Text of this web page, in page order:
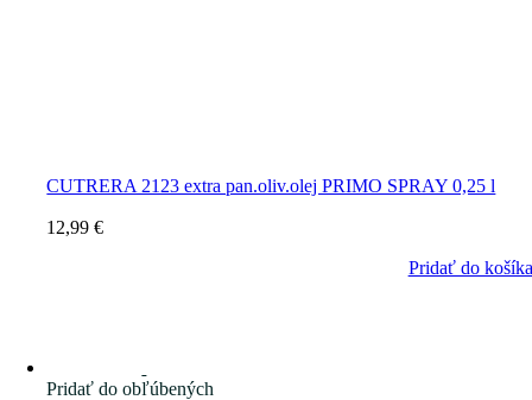
CUTRERA 2123 extra pan.oliv.olej PRIMO SPRAY 0,25 l
12,99€
Pridať do košíka
Pridať do obľúbených